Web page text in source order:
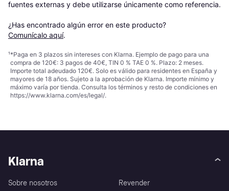
fuentes externas y debe utilizarse únicamente como referencia.
¿Has encontrado algún error en este producto?
Comunícalo aquí.
¹*Paga en 3 plazos sin intereses con Klarna. Ejemplo de pago para una
compra de 120€: 3 pagos de 40€, TIN 0 % TAE 0 %. Plazo: 2 meses.
Importe total adeudado 120€. Solo es válido para residentes en España y
mayores de 18 años. Sujeto a la aprobación de Klarna. Importe mínimo y
máximo varía por tienda. Consulta los términos y resto de condiciones en
https://www.klarna.com/es/legal/.
Klarna
Sobre nosotros
Revender